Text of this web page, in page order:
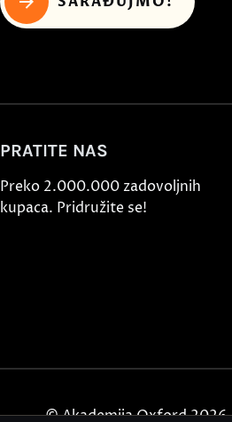
PRATITE NAS
Preko 2.000.000 zadovoljnih
kupaca. Pridružite se!
© Akademija Oxford 2026.